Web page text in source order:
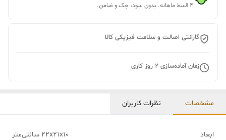
۴ قسط ماهانه. بدون سود، چک و ضامن.
گارانتی اصالت و سلامت فیزیکی کالا
زمان آماده‌سازی 2 روز کاری
مشخصات نظرات کاربران
ابعاد 22x21x10 سانتی‌متر